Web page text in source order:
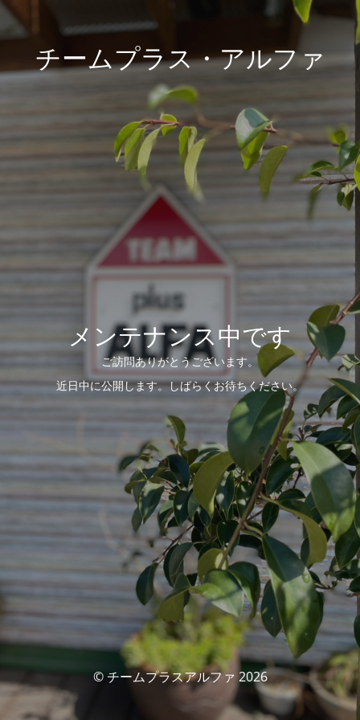
チームプラス・アルファ
メンテナンス中です
ご訪問ありがとうございます。
近日中に公開します。しばらくお待ちください。
© チームプラスアルファ 2026